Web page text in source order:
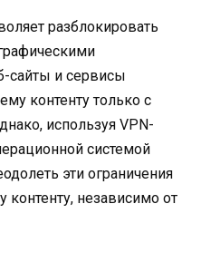
разблокировать
сайты и сервисы
контенту только с
используя VPN-
системой
эти ограничения
контенту, независимо от